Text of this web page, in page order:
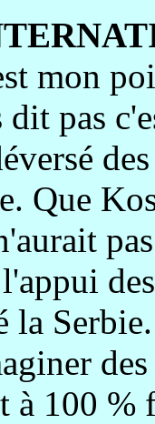
mon
pas
Que
la Serbie.
à 100 %